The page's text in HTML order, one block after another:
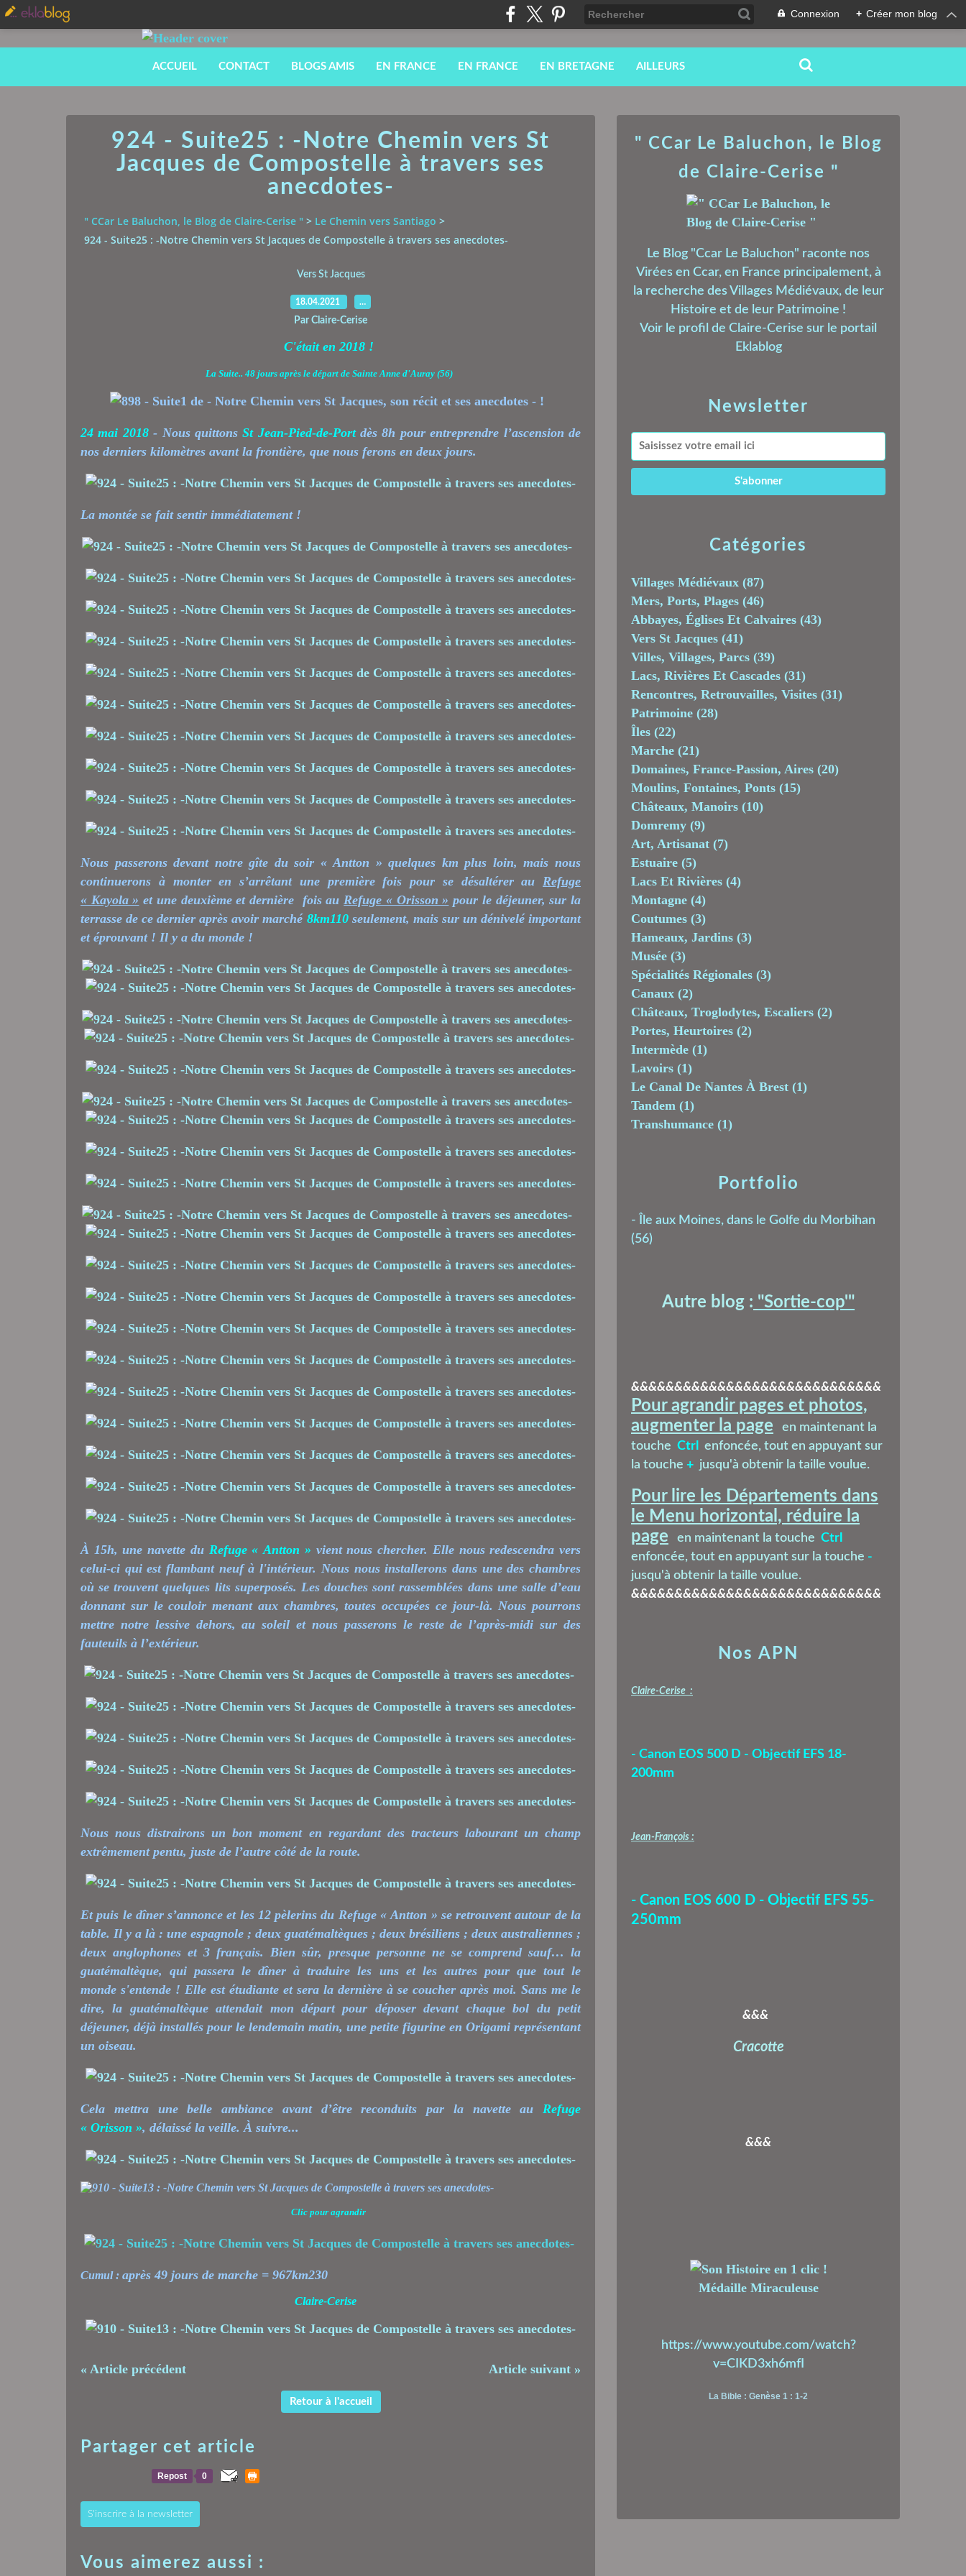
Connexion + Créer mon blog
ACCUEIL CONTACT BLOGS AMIS EN FRANCE EN FRANCE EN BRETAGNE AILLEURS
924 - Suite25 : -Notre Chemin vers St
Jacques de Compostelle à travers ses
anecdotes-
" CCar Le Baluchon, le Blog de Claire-Cerise " > Le Chemin vers Santiago >
924 - Suite25 : -Notre Chemin vers St Jacques de Compostelle à travers ses anecdotes-
Vers St Jacques
18.04.2021 …
Par Claire-Cerise
C'était en 2018 !
La Suite.. 48 jours après le départ de Sainte Anne d'Auray (56)
24 mai 2018- Nous quittonsSt Jean-Pied-de-Portdès 8h pour entreprendre l’ascension de
nos derniers kilomètres avant la frontière, que nous ferons en deux jours.
La montée se fait sentir immédiatement !
Nous passerons devant notre gîte du soir « Antton » quelques km plus loin, mais nous
continuerons à monter en s’arrêtant une première fois pour se désaltérer au Refuge
« Kayola » et une deuxième et dernière fois au Refuge « Orisson » pour le déjeuner, sur la
terrasse de ce dernier après avoir marché 8km110seulement, mais sur un dénivelé important
et éprouvant ! Il y a du monde !
À 15h, une navette du Refuge « Antton » vient nous chercher. Elle nous redescendra vers
celui-ci qui est flambant neuf à l'intérieur. Nous nous installerons dans une des chambres
où se trouvent quelques lits superposés. Les douches sont rassemblées dans une salle d’eau
donnant sur le couloir menant aux chambres, toutes occupées ce jour-là. Nous pourrons
mettre notre lessive dehors, au soleil et nous passerons le reste de l’après-midi sur des
fauteuils à l’extérieur.
Nous nous distrairons un bon moment en regardant des tracteurs labourant un champ
extrêmement pentu, juste de l’autre côté de la route.
Et puis le dîner s’annonce et les 12 pèlerins du Refuge « Antton » se retrouvent autour de la
table. Il y a là : une espagnole ; deux guatémaltèques ; deux brésiliens ; deux australiennes ;
deux anglophones et 3 français. Bien sûr, presque personne ne se comprend sauf… la
guatémaltèque, qui passera le dîner à traduire les uns et les autres pour que tout le
monde s'entende ! Elle est étudiante et sera la dernière à se coucher après moi. Sans me le
dire, la guatémaltèque attendait mon départ pour déposer devant chaque bol du petit
déjeuner, déjà installés pour le lendemain matin, une petite figurine en Origami représentant
un oiseau.
Cela mettra une belle ambiance avant d’être reconduits par la navette au Refuge
« Orisson », délaissé la veille. À suivre...
Clic pour agrandir
Cumul : après 49 jours de marche = 967km230
Claire-Cerise
« Article précédent Article suivant »
Retour à l'accueil
Partager cet article
Repost 0
S'inscrire à la newsletter
Vous aimerez aussi :
Newsletter
Catégories
Villages Médiévaux (87)
Mers, Ports, Plages (46)
Abbayes, Églises Et Calvaires (43)
Vers St Jacques (41)
Villes, Villages, Parcs (39)
Lacs, Rivières Et Cascades (31)
Rencontres, Retrouvailles, Visites (31)
Patrimoine (28)
Îles (22)
Marche (21)
Domaines, France-Passion, Aires (20)
Moulins, Fontaines, Ponts (15)
Châteaux, Manoirs (10)
Domremy (9)
Art, Artisanat (7)
Estuaire (5)
Lacs Et Rivières (4)
Montagne (4)
Coutumes (3)
Hameaux, Jardins (3)
Musée (3)
Spécialités Régionales (3)
Canaux (2)
Châteaux, Troglodytes, Escaliers (2)
Portes, Heurtoires (2)
Intermède (1)
Lavoirs (1)
Le Canal De Nantes À Brest (1)
Tandem (1)
Transhumance (1)
" CCar Le Baluchon, le Blog
de Claire-Cerise "
Le Blog "Ccar Le Baluchon" raconte nos
Virées en Ccar, en France principalement, à
la recherche des Villages Médiévaux, de leur
Histoire et de leur Patrimoine !
Voir le profil de Claire-Cerise sur le portail
Eklablog
Nos APN
Claire-Cerise :
- Canon EOS 500 D - Objectif EFS 18-
200mm
Jean-François :
- Canon EOS 600 D - Objectif EFS 55-
250mm
&&&
Cracotte
&&&
Médaille Miraculeuse
https://www.youtube.com/watch?
v=CIKD3xh6mfI
La Bible : Genèse 1 : 1-2
Portfolio
- Île aux Moines, dans le Golfe du Morbihan
(56)
Autre blog : "Sortie-cop'"
&&&&&&&&&&&&&&&&&&&&&&&&&&&&&
Pour agrandir pages et photos,
augmenter la page
en maintenant la
touche Ctrl
enfoncée, tout en appuyant sur
la touche + jusqu'à obtenir la taille voulue.
Pour lire les Départements dans
le Menu horizontal, réduire la
page
en maintenant la touche Ctrl
enfoncée, tout en appuyant sur la touche -
jusqu'à obtenir la taille voulue.
&&&&&&&&&&&&&&&&&&&&&&&&&&&&&